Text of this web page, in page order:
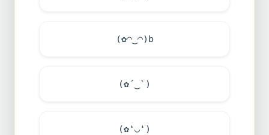
(✿◠‿◠)b
(✿´‿`)
(✿❛◡❛)